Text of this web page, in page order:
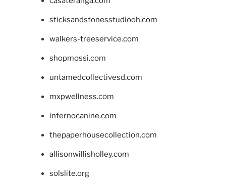
sticksandstonesstudiooh.com
walkers-treeservice.com
shopmossi.com
untamedcollectivesd.com
mxpwellness.com
infernocanine.com
thepaperhousecollection.com
allisonwillisholley.com
solslite.org